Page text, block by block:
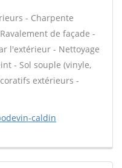
- Charpente
de façade -
l'extérieur - Nettoyage
- Sol souple (vinyle,
extérieurs -
caldin